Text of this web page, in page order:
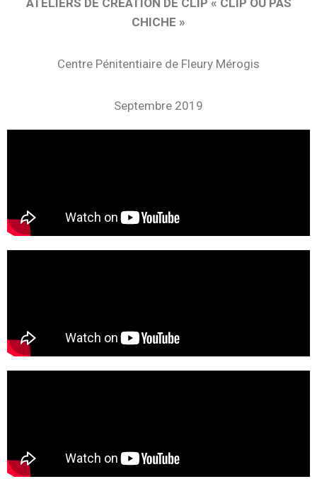
CHICHE »
Centre Pénitentiaire de Fleury Mérogis
Septembre 2019